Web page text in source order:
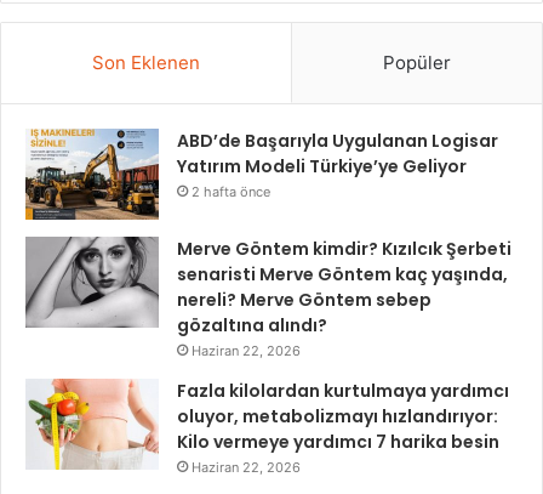
Son Eklenen Popüler
ABD’de Başarıyla Uygulanan Logisar
Yatırım Modeli Türkiye’ye Geliyor
2 hafta önce
Merve Göntem kimdir? Kızılcık Şerbeti
senaristi Merve Göntem kaç yaşında,
nereli? Merve Göntem sebep
gözaltına alındı?
Haziran 22, 2026
Fazla kilolardan kurtulmaya yardımcı
oluyor, metabolizmayı hızlandırıyor:
Kilo vermeye yardımcı 7 harika besin
Haziran 22, 2026